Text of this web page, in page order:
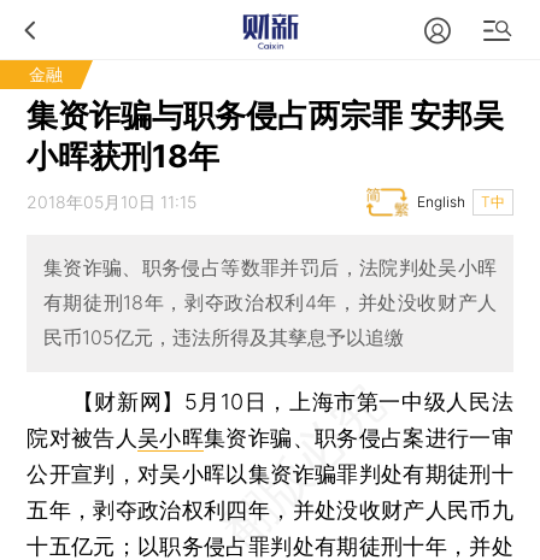
金融
集资诈骗与职务侵占两宗罪 安邦吴
小晖获刑18年
2018年05月10日 11:15 T中
English
集资诈骗、职务侵占等数罪并罚后，法院判处吴小晖
有期徒刑18年，剥夺政治权利4年，并处没收财产人
民币105亿元，违法所得及其孳息予以追缴
【财新网】 5月10日，上海市第一中级人民法
院对被告人 吴小晖集资诈骗、职务侵占案进行一审
公开宣判，对吴小晖以集资诈骗罪判处有期徒刑十
五年，剥夺政治权利四年，并处没收财产人民币九
十五亿元；以职务侵占罪判处有期徒刑十年，并处